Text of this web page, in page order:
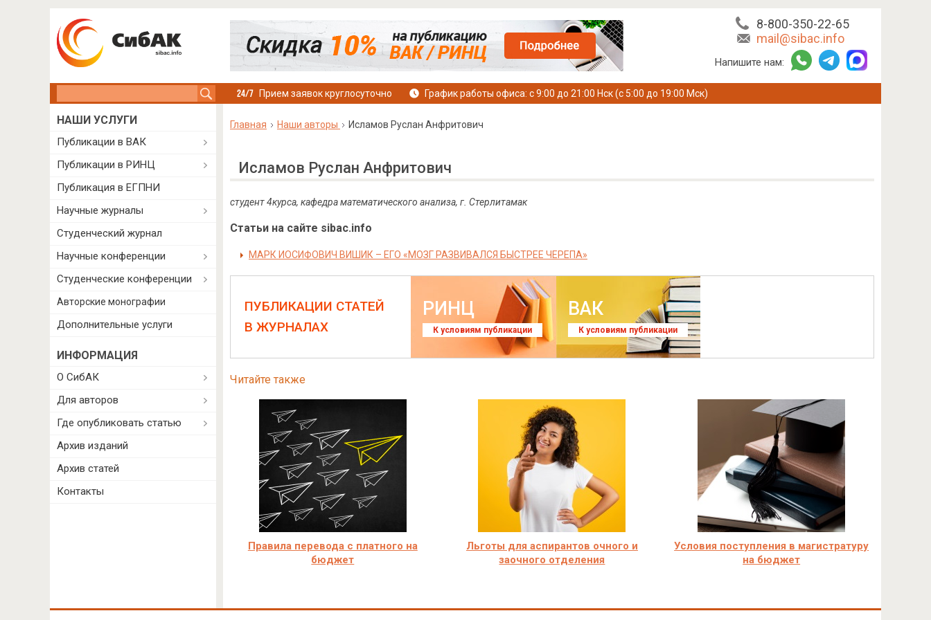
8-800-350-22-65
mail@sibac.info
Напишите нам:
Прием заявок круглосуточно График работы офиса: с 9:00 до 21:00 Нск (с 5:00 до 19:00 Мск)
Главная Наши авторы Исламов Руслан Анфритович
Исламов Руслан Анфритович
студент 4курса, кафедра математического анализа, г. Стерлитамак
Статьи на сайте sibac.info
МАРК ИОСИФОВИЧ ВИШИК – ЕГО «МОЗГ РАЗВИВАЛСЯ БЫСТРЕЕ ЧЕРЕПА»
ПУБЛИКАЦИИ СТАТЕЙ
В ЖУРНАЛАХ
РИНЦ
К условиям публикации
ВАК
К условиям публикации
Читайте также
Правила перевода с платного на
бюджет
Льготы для аспирантов очного и
заочного отделения
Условия поступления в магистратуру
на бюджет
НАШИ УСЛУГИ
Публикации в ВАК
Публикации в РИНЦ
Публикация в ЕГПНИ
Научные журналы
Студенческий журнал
Научные конференции
Студенческие конференции
Авторские монографии
Дополнительные услуги
ИНФОРМАЦИЯ
О СибАК
Для авторов
Где опубликовать статью
Архив изданий
Архив статей
Контакты